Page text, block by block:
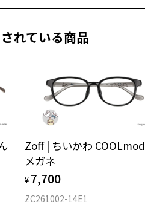
ッチメント込みの重さ
ます
測定いただけます（無料）。
ドしてお使いください。
れている商品
Zoff | ちいかわ
メガネ
¥ 7,700
ZC261002-14E1